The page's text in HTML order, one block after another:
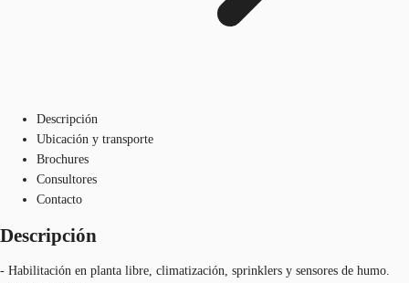
Descripción
Ubicación y transporte
Brochures
Consultores
Contacto
Descripción
- Habilitación en planta libre, climatización, sprinklers y sensores de humo.